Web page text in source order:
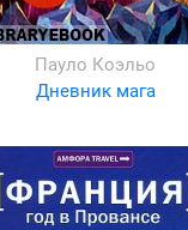
Пауло Коэльо
Дневник мага